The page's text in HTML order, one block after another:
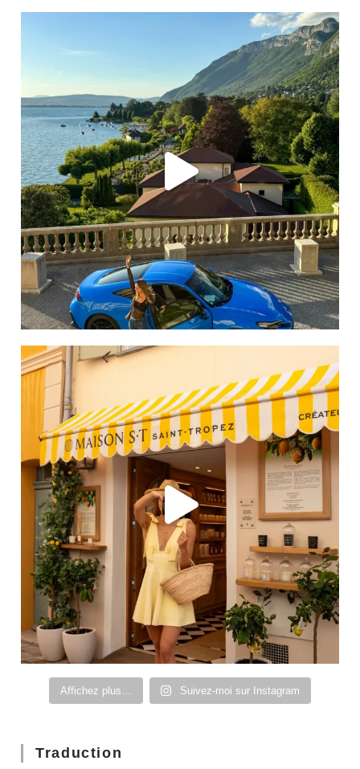
Affichez plus… Suivez-moi sur Instagram
Traduction